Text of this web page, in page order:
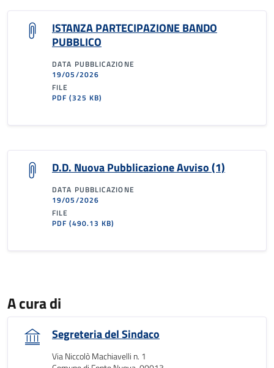
ISTANZA PARTECIPAZIONE BANDO
PUBBLICO
DATA PUBBLICAZIONE
19/05/2026
FILE
PDF(325 KB)
D.D. Nuova Pubblicazione Avviso (1)
DATA PUBBLICAZIONE
19/05/2026
FILE
PDF(490.13 KB)
A cura di
Segreteria del Sindaco
Via Niccolò Machiavelli n. 1